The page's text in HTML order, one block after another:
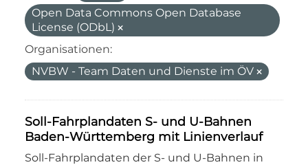
Open Data Commons Open Database
License (ODbL)
Organisationen:
NVBW - Team Daten und Dienste im ÖV
Soll-Fahrplandaten S- und U-Bahnen
Baden-Württemberg mit Linienverlauf
Soll-Fahrplandaten der S- und U-Bahnen in